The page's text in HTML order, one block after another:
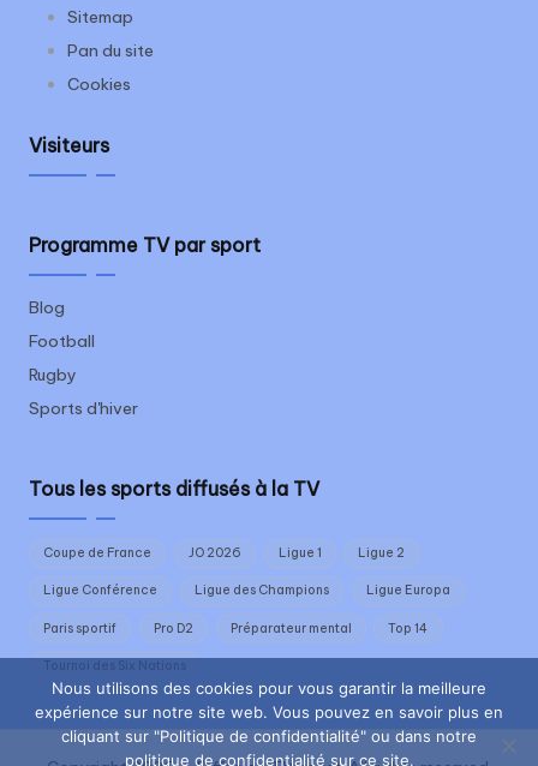
Sitemap
Pan du site
Cookies
Visiteurs
Programme TV par sport
Blog
Football
Rugby
Sports d'hiver
Tous les sports diffusés à la TV
Coupe de France JO 2026 Ligue 1 Ligue 2
Ligue Conférence Ligue des Champions Ligue Europa
Paris sportif Pro D2 Préparateur mental Top 14
Tournoi des Six Nations
Nous utilisons des cookies pour vous garantir la meilleure
expérience sur notre site web. Vous pouvez en savoir plus en
cliquant sur "Politique de confidentialité" ou dans notre
politique de confidentialité sur ce site.